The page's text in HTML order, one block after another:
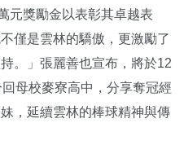
元獎勵金以表彰其卓越表
僅是雲林的驕傲，更激勵了
。」張麗善也宣布，將於12
母校麥寮高中，分享奪冠經
，延續雲林的棒球精神與傳